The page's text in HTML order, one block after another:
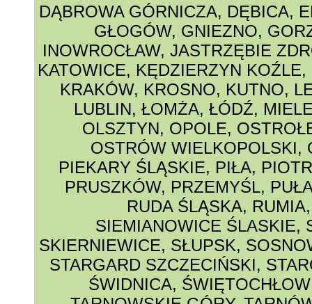
DĄBROWA GÓRNICZA, DĘBICA,
GŁOGÓW, GNIEZNO,
INOWROCŁAW, JASTRZĘBIE
KATOWICE, KĘDZIERZYN KOŹLE,
KRAKÓW, KROSNO, KUTNO,
LUBLIN, ŁOMŻA, ŁÓDŹ,
OLSZTYN, OPOLE,
OSTRÓW WIELKOPOLSKI,
PIEKARY ŚLĄSKIE, PIŁA,
PRUSZKÓW, PRZEMYŚL,
RUDA ŚLĄSKA, RUMIA
SIEMIANOWICE ŚLASKIE,
SKIERNIEWICE, SŁUPSK,
STARGARD SZCZECIŃSKI,
ŚWIDNICA,